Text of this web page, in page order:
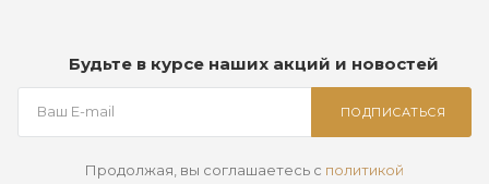
Будьте в курсе наших акций и новостей
ПОДПИСАТЬСЯ
Продолжая, вы соглашаетесь с политикой